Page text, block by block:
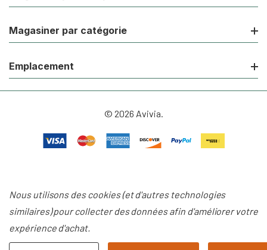
Magasiner par catégorie
Emplacement
© 2026 Avivia.
Nous utilisons des cookies (et d'autres technologies
similaires) pour collecter des données afin d'améliorer votre
expérience d'achat.